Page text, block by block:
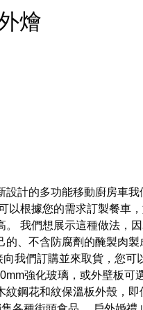
燴
計的多功能移動廚房車
以根據您的需求訂製餐車
我們想展示這種做法，
、不含防腐劑的醃製肉製
我們訂購並來取貨，您可
強化玻璃，或外壁板可
鋼花和紋保溫板外殼，即